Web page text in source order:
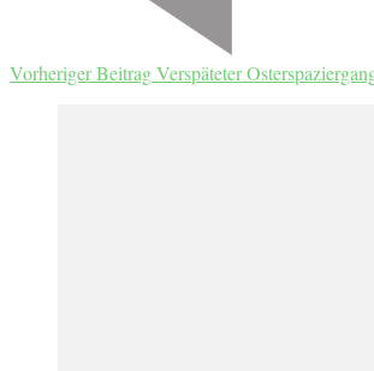
Vorheriger BeitragVerspäteter